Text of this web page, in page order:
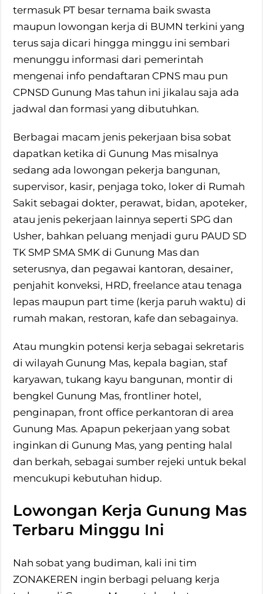
termasuk PT besar ternama baik swasta
maupun lowongan kerja di BUMN terkini yang
terus saja dicari hingga minggu ini sembari
menunggu informasi dari pemerintah
mengenai info pendaftaran CPNS mau pun
CPNSD Gunung Mas tahun ini jikalau saja ada
jadwal dan formasi yang dibutuhkan.
Berbagai macam jenis pekerjaan bisa sobat
dapatkan ketika di Gunung Mas misalnya
sedang ada lowongan pekerja bangunan,
supervisor, kasir, penjaga toko, loker di Rumah
Sakit sebagai dokter, perawat, bidan, apoteker,
atau jenis pekerjaan lainnya seperti SPG dan
Usher, bahkan peluang menjadi guru PAUD SD
TK SMP SMA SMK di Gunung Mas dan
seterusnya, dan pegawai kantoran, desainer,
penjahit konveksi, HRD, freelance atau tenaga
lepas maupun part time (kerja paruh waktu) di
rumah makan, restoran, kafe dan sebagainya.
Atau mungkin potensi kerja sebagai sekretaris
di wilayah Gunung Mas, kepala bagian, staf
karyawan, tukang kayu bangunan, montir di
bengkel Gunung Mas, frontliner hotel,
penginapan, front office perkantoran di area
Gunung Mas. Apapun pekerjaan yang sobat
inginkan di Gunung Mas, yang penting halal
dan berkah, sebagai sumber rejeki untuk bekal
mencukupi kebutuhan hidup.
Lowongan Kerja Gunung Mas
Terbaru Minggu Ini
Nah sobat yang budiman, kali ini tim
ZONAKEREN ingin berbagi peluang kerja